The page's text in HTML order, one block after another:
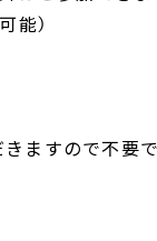
能）
きますので不要